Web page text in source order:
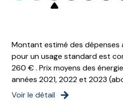
vue cour et rue
balcon
terrasse
Montant estimé des dépenses
pour un usage standard est
260 € . Prix moyens des
années 2021, 2022 et 2023
Voir le détail